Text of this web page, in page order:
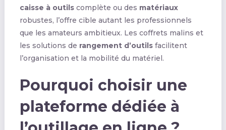
caisse à outilscomplète ou des matériaux
robustes, l’offre cible autant les professionnels
que les amateurs ambitieux. Les coffrets malins et
les solutions de rangement d’outilsfacilitent
l’organisation et la mobilité du matériel.
Pourquoi choisir une
plateforme dédiée à